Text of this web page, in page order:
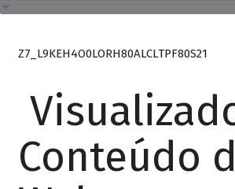
Z7_L9KEH4O0LORH80ALCLTPF80S21
Conteúdo